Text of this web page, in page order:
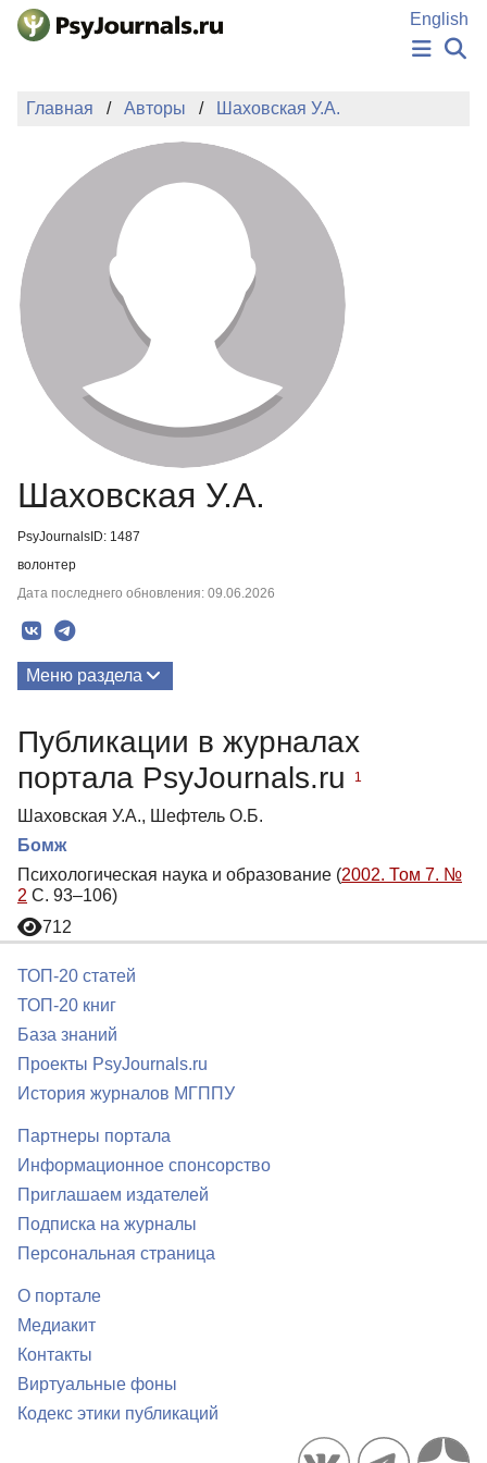
Перейти к основному содержанию
English
НОВОСТИ
АВТОРЫ
ПОДАТЬ РУКОПИСЬ
БАЗА ЗНАНИЙ
КЛЮЧЕВЫЕ СЛОВА
Регистрация
Главная Авторы Шаховская У.А.
Шаховская У.А.
PsyJournalsID: 1487
волонтер
Дата последнего обновления: 09.06.2026
Меню раздела
Публикации в журналах
портала PsyJournals.ru
1
Шаховская У.А., Шефтель О.Б.
Бомж
Психологическая наука и образование (2002. Том 7. №
2 С. 93–106)
712
ТОП-20 статей
ТОП-20 книг
База знаний
Проекты PsyJournals.ru
История журналов МГППУ
Партнеры портала
Информационное спонсорство
Приглашаем издателей
Подписка на журналы
Персональная страница
О портале
Медиакит
Контакты
Виртуальные фоны
Кодекс этики публикаций